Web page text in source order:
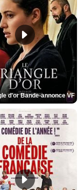
d'or Bande-annonce VF